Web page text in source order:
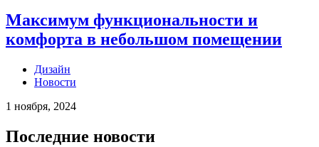
Максимум функциональности и
комфорта в небольшом помещении
Дизайн
Новости
1 ноября, 2024
Последние новости